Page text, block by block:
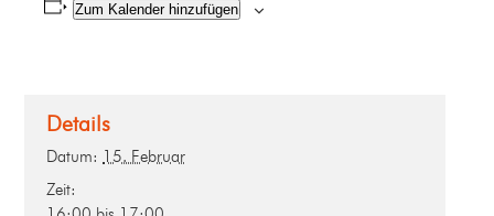
Zum Kalender hinzufügen
Details
Datum: 15. Februar
Zeit: